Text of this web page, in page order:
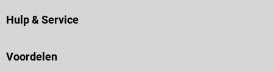
Hulp & Service
Voordelen